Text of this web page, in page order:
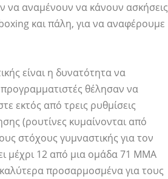
να αναμένουν να κάνουν ασκήσεις
και πάλη, για να αναφέρουμε
είναι η δυνατότητα να
θέλησαν να
εκτός από τρεις ρυθμίσεις
(ρουτίνες κυμαίνονται από
στόχους γυμναστικής για τον
μέχρι 12 από μια ομάδα 71 MMA
καλύτερα προσαρμοσμένα για τους